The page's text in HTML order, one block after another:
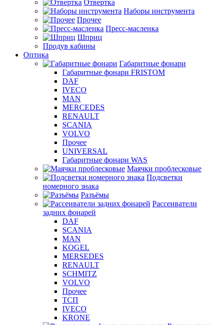
Отвертка
Наборы инструмента
Прочее
Пресс-масленка
Шприц
Продув кабины
Оптика
Габаритные фонари
Габаритные фонари FRISTOM
DAF
IVECO
MAN
MERCEDES
RENAULT
SCANIA
VOLVO
Прочее
UNIVERSAL
Габаритные фонари WAS
Маячки проблесковые
Подсветки
номерного знака
Разъёмы
Рассеиватели
задних фонарей
DAF
SCANIA
MAN
KOGEL
MERSEDES
RENAULT
SCHMITZ
VOLVO
Прочее
ТСП
IVECO
KRONE